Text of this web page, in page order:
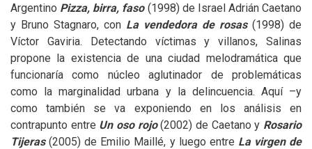
Argentino Pizza, birra, faso (1998) de Israel Adrián Caetano
y Bruno Stagnaro, con La vendedora de rosas(1998) de
Víctor Gaviria. Detectando víctimas y villanos, Salinas
propone la existencia de una ciudad melodramática que
funcionaría como núcleo aglutinador de problemáticas
como la marginalidad urbana y la delincuencia. Aquí –y
como también se va exponiendo en los análisis en
contrapunto entre Un oso rojo(2002) de Caetano y Rosario
Tijeras(2005) de Emilio Maillé, y luego entre La virgen de